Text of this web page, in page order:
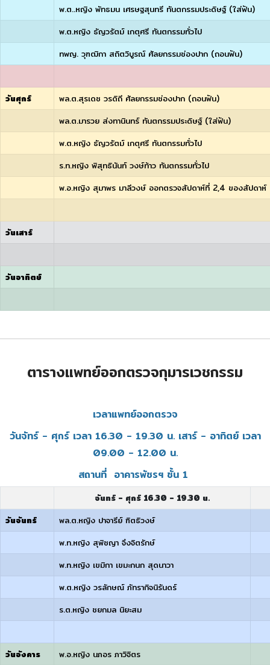
พ.ต..หญิง พัทธมน เศรษฐสุนทรี ทันตกรรมประดิษฐ์ (ใส่ฟัน)
พ.ต.หญิง ธัญวรัตม์ เกตุศรี ทันตกรรมทั่วไป
ทพญ. วุฑฒิกา สถิตวิบูรณ์ ศัลยกรรมช่องปาก (ถอนฟัน)
วันศุกร์
พล.ต.สุรเดช วรดิถี ศัลยกรรมช่องปาก (ถอนฟัน)
พล.ต.มารวย ส่งทานินทร์ ทันตกรรมประดิษฐ์ (ใส่ฟัน)
พ.ต.หญิง ธัญวรัตม์ เกตุศรี ทันตกรรมทั่วไป
ร.ท.หญิง พิสุทธินันท์ วงษ์ท้าว ทันตกรรมทั่วไป
พ.อ.หญิง สุมาพร มาลีวงษ์ ออกตรวจสัปดาห์ที่ 2,4 ของสัปดาห์
วันเสาร์
วันอาทิตย์
ตารางแพทย์ออกตรวจกุมารเวชกรรม
เวลาแพทย์ออกตรวจ
วันจัทร์ - ศุกร์ เวลา 16.30 - 19.30 น. เสาร์ - อาทิตย์ เวลา
09.00 - 12.00 น.
สถานที่ อาคารพัชรฯ ชั้น 1
จันทร์ - ศุกร์ 16.30 - 19.30 น.
วันจันทร์
พล.ต.หญิง ปาจารีย์ ฑิตธิวงษ์
พ.ท.หญิง สุพิชญา จึงจิตรักษ์
พ.ท.หญิง เขมิกา เขมะกนก สุดนาวา
พ.ต.หญิง วรลักษณ์ ภัทรากิจนิรันดร์
ร.ต.หญิง ชยกมล นิยะสม
วันอังคาร พ.อ.หญิง นภอร ภาวิจิตร